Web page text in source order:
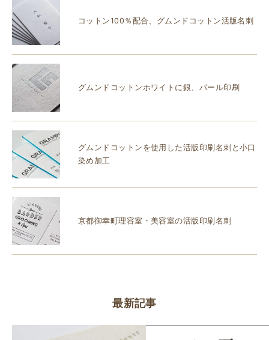
コットン100％配合、グムンドコットン活版名刺
グムンドコットンホワイトに銀、パール印刷
グムンドコットンを使用した活版印刷名刺と小口
染め加工
京都御幸町理容室・美容室の活版印刷名刺
最新記事